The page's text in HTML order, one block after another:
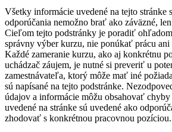
Všetky informácie uvedené na tejto stránke
odporúčania nemožno brať ako záväzné,
Cieľom tejto podstránky je poradiť
správny výber kurzu, nie ponúkať prácu ani
Každé zameranie kurzu, ako aj konkrétnu
uchádzač záujem, je nutné si preveriť u
zamestnávateľa, ktorý môže mať iné
sú napísané na tejto podstránke.
údajov a informácie môžu obsahovať
uvedené na stránke sú uvedené ako
zhodovať s konkrétnou pracovnou pozíciou.